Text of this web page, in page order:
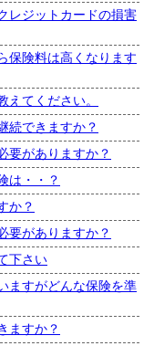
レジットカードの損害
保険料は高くなります
てください。
続できますか？
要がありますか？
は・・？
か？
要がありますか？
下さい
ますがどんな保険を準
ますか？